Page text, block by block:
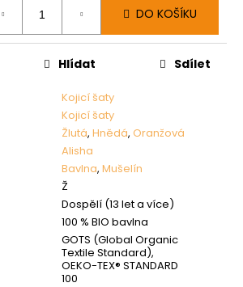
DO KOŠÍKU
Kojicí šaty
Kojicí šaty
Žlutá, Hnědá, Oranžová
Alisha
Bavlna, Mušelín
Ž
Dospělí (13 let a více)
100 % BIO bavlna
GOTS (Global Organic
Textile Standard),
OEKO-TEX® STANDARD
100
Hlídat Sdílet